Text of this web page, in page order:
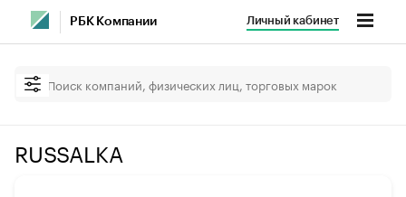
РБК Компании Личный кабинет
RUSSALKA